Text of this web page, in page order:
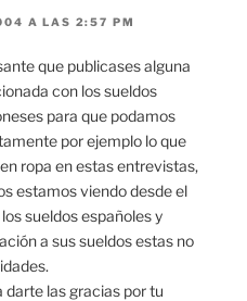
A LAS 2:57 PM
que publicases alguna
con los sueldos
para que podamos
por ejemplo lo que
ropa en estas entrevistas,
estamos viendo desde el
sueldos españoles y
a sus sueldos estas no
darte las gracias por tu